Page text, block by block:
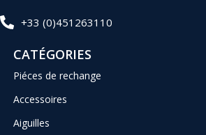
+33 (0)451263110
CATÉGORIES
Piéces de rechange
Accessoires
Aiguilles